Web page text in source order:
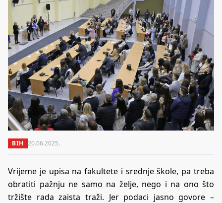
BIH 20.06.2025.
Vrijeme je upisa na fakultete i srednje škole, pa treba
obratiti pažnju ne samo na želje, nego i na ono što
tržište rada zaista traži. Jer podaci jasno govore –